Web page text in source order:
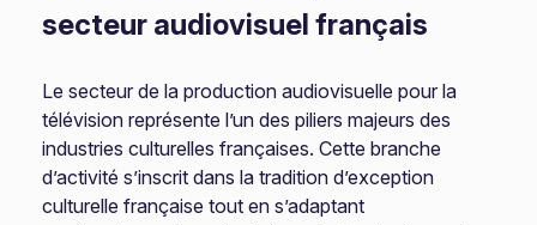
secteur audiovisuel français
Le secteur de la production audiovisuelle pour la
télévision représente l’un des piliers majeurs des
industries culturelles françaises. Cette branche
d’activité s’inscrit dans la tradition d’exception
culturelle française tout en s’adaptant